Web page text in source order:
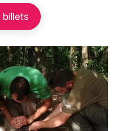
billets